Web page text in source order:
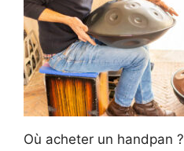
Où acheter un handpan ?